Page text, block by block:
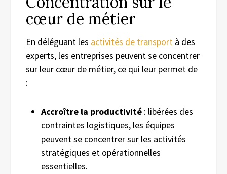
cœur de métier
En déléguant les activités de transport à des
experts, les entreprises peuvent se concentrer
sur leur cœur de métier, ce qui leur permet de
:
Accroître la productivité : libérées des
contraintes logistiques, les équipes
peuvent se concentrer sur les activités
stratégiques et opérationnelles
essentielles.